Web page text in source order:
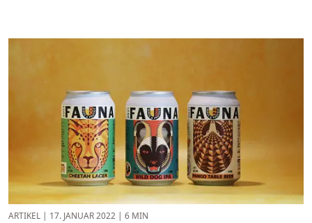
ARTIKEL | 17. JANUAR 2022 | 6 MIN